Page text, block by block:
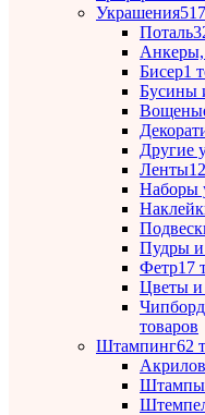
Украшения
Поталь
Бисер1
Бусины
Другие
Ленты
Наборы
Пудры и
Фетр17
Цветы и
товаров
Штампинг62
Штампы